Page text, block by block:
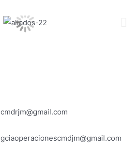
cmdrjm@gmail.com
gciaoperacionescmdjm@gmail.com